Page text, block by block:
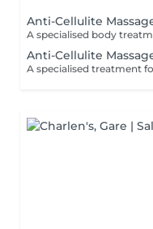
Anti-Cellulite
Anti-Cellulite